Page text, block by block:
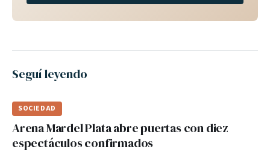
Seguí leyendo
SOCIEDAD
Arena Mardel Plata abre puertas con diez
espectáculos confirmados